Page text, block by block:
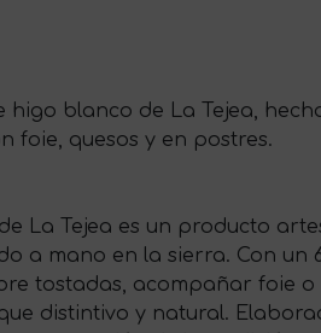
higo blanco de La Tejea,
foie, quesos y en postres.
La Tejea es un producto
a mano en la sierra. Con
tostadas, acompañar foie
distintivo y natural.